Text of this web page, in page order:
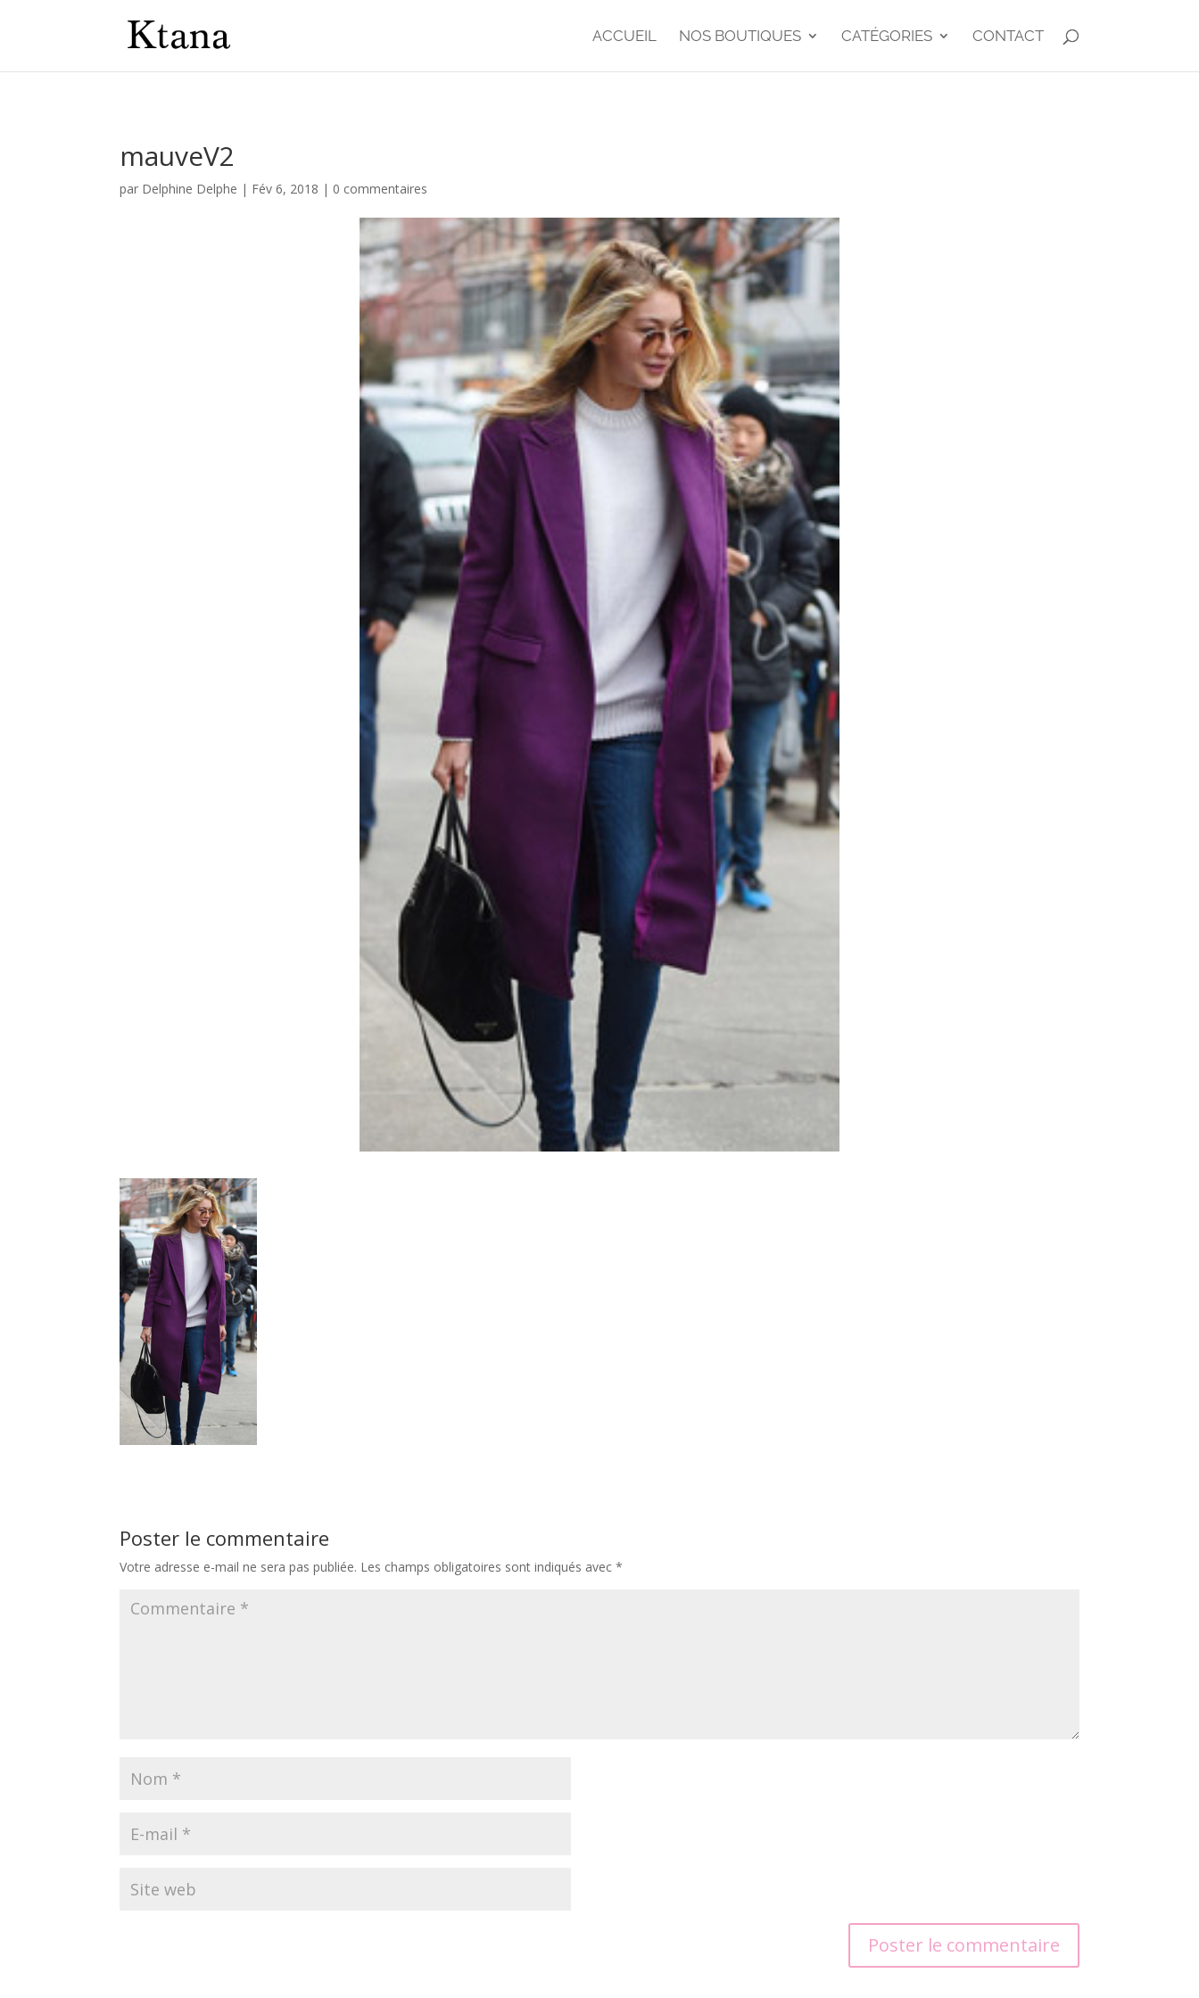
ACCUEIL NOS BOUTIQUES CATÉGORIES CONTACT
mauveV2
par Delphine Delphe | Fév 6, 2018 | 0 commentaires
Poster le commentaire
Votre adresse e-mail ne sera pas publiée. Les champs obligatoires sont indiqués avec*